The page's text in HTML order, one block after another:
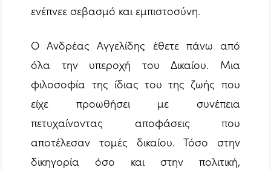
ενέπνεε σεβασμό και εμπιστοσύνη.
Ο Ανδρέας Αγγελίδης έθετε πάνω από
όλα την υπεροχή του Δικαίου. Μια
φιλοσοφία της ίδιας του της ζωής που
είχε προωθήσει με συνέπεια
πετυχαίνοντας αποφάσεις που
αποτέλεσαν τομές δικαίου. Τόσο στην
δικηγορία όσο και στην πολιτική,